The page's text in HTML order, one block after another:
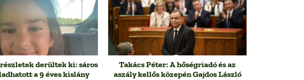
derültek ki: sáros
a 9 éves kislány
Takács Péter: A hőségriadó és az
aszály kellős közepén Gajdos László